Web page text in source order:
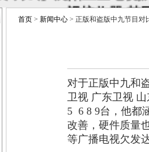
视接收器,韩
首页 > 新闻中心 > 正版和盗版中九节目对
对于正版中九和
卫视 广东卫视
5 6 8 9台，他都
改善，硬件质量
等广播电视欠发